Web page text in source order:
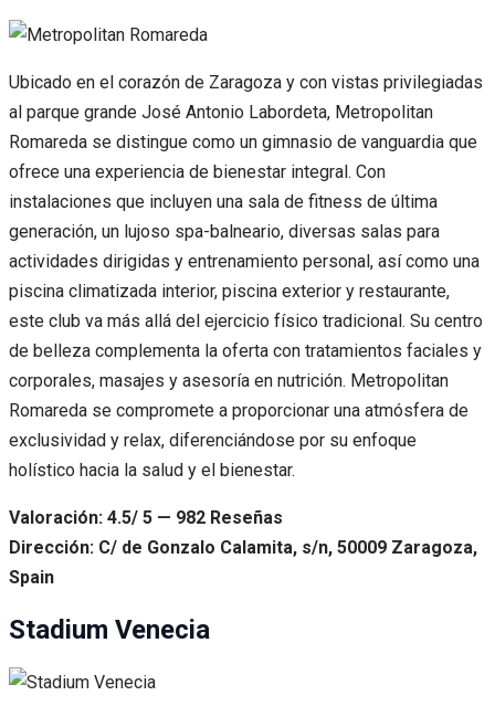
Ubicado en el corazón de Zaragoza y con vistas privilegiadas
al parque grande José Antonio Labordeta, Metropolitan
Romareda se distingue como un gimnasio de vanguardia que
ofrece una experiencia de bienestar integral. Con
instalaciones que incluyen una sala de fitness de última
generación, un lujoso spa-balneario, diversas salas para
actividades dirigidas y entrenamiento personal, así como una
piscina climatizada interior, piscina exterior y restaurante,
este club va más allá del ejercicio físico tradicional. Su centro
de belleza complementa la oferta con tratamientos faciales y
corporales, masajes y asesoría en nutrición. Metropolitan
Romareda se compromete a proporcionar una atmósfera de
exclusividad y relax, diferenciándose por su enfoque
holístico hacia la salud y el bienestar.
Valoración: 4.5/ 5 — 982 Reseñas
Dirección: C/ de Gonzalo Calamita, s/n, 50009 Zaragoza,
Spain
Stadium Venecia